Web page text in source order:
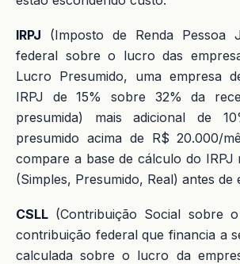
IRPJ (Imposto de Renda Pessoa
federal sobre o lucro das
Lucro Presumido, uma empresa
IRPJ de 15% sobre 32% da
presumida) mais adicional de
presumido acima de R$ 20.000/
compare a base de cálculo do IRPJ
(Simples, Presumido, Real) antes de
CSLL (Contribuição Social sobre
contribuição federal que financia a
calculada sobre o lucro da